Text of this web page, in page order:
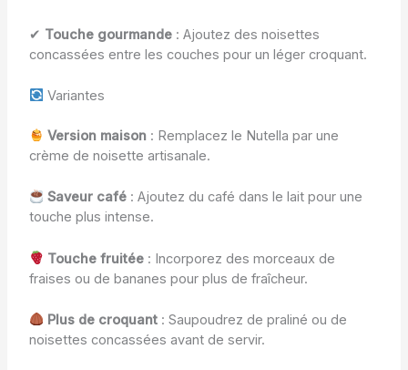
✔ Touche gourmande: Ajoutez des noisettes
concassées entre les couches pour un léger croquant.
Variantes
Version maison : Remplacez le Nutella par une
crème de noisette artisanale.
Saveur café : Ajoutez du café dans le lait pour une
touche plus intense.
Touche fruitée : Incorporez des morceaux de
fraises ou de bananes pour plus de fraîcheur.
Plus de croquant : Saupoudrez de praliné ou de
noisettes concassées avant de servir.